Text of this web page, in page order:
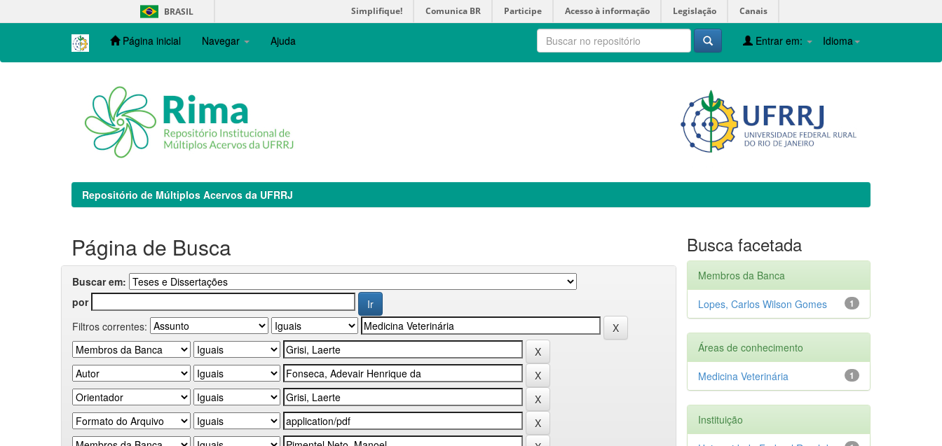
navigation
BRASIL Simplifique! Comunica BR Participe Acesso à informação Legislação Canais
Página inicial Navegar Ajuda Idioma
Entrar em:
Repositório de Múltiplos Acervos da UFRRJ
Página de Busca
Buscar em:
por
Filtros correntes:
Busca facetada
Membros da Banca
1
Lopes, Carlos Wilson Gomes
Áreas de conhecimento
1
Medicina Veterinária
Instituição